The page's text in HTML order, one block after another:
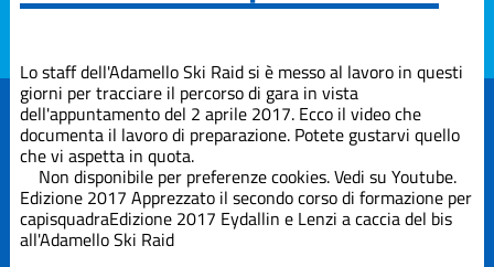
Lo staff dell'Adamello Ski Raid si è messo al lavoro in questi
giorni per tracciare il percorso di gara in vista
dell'appuntamento del 2 aprile 2017. Ecco il video che
documenta il lavoro di preparazione. Potete gustarvi quello
che vi aspetta in quota.
Non disponibile per preferenze cookies. Vedi su Youtube.
Edizione 2017 Apprezzato il secondo corso di formazione per
capisquadraEdizione 2017 Eydallin e Lenzi a caccia del bis
all'Adamello Ski Raid
Edizione
2019
Edizione
2021
Edizione